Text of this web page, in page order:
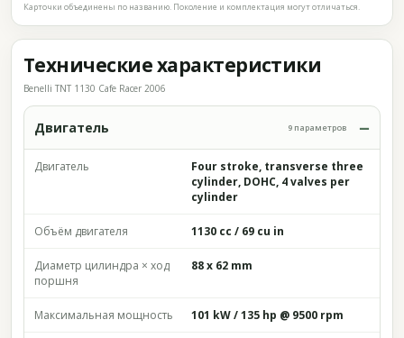
Карточки объединены по названию. Поколение и комплектация могут отличаться.
Технические характеристики
Benelli TNT 1130 Cafe Racer 2006
Двигатель 9 параметров
Двигатель
Four stroke, transverse three
cylinder, DOHC, 4 valves per
cylinder
Объём двигателя 1130 cc / 69 cu in
Диаметр цилиндра × ход
поршня
88 x 62 mm
Максимальная мощность 101 kW / 135 hp @ 9500 rpm